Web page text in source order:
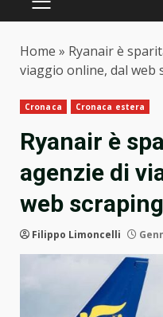
PRIMARY
Home » Ryanair è
viaggio online, dal web
Cronaca Cronaca estera
Ryanair è
agenzie di
web
Filippo Limoncelli